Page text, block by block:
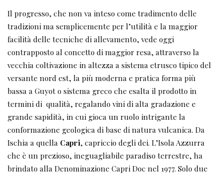
Il progresso, che non va inteso come tradimento delle
tradizioni ma semplicemente per l’utilità e la maggior
facilità delle tecniche di allevamento, vede oggi
contrapposto al concetto di maggior resa, attraverso la
vecchia coltivazione in altezza a sistema etrusco tipico del
versante nord est, la più moderna e pratica forma più
bassa a Guyot o sistema greco che esalta il prodotto in
termini di qualità, regalando vini di alta gradazione e
grande sapidità, in cui gioca un ruolo intrigante la
conformazione geologica di base di natura vulcanica. Da
Ischia a quella Capri, capriccio degli dei. L’Isola Azzurra
che è un prezioso, ineguagliabile paradiso terrestre, ha
brindato alla Denominazione Capri Doc nel 1977. Solo due